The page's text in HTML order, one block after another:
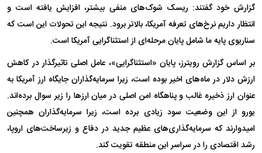
گزارش خود گفتند: ریسک شوک‌های منفی بیشتر، افزایش یافته است و
انتظار داریم نرخ‌های تعرفه آمریکا، بالاتر برود. نتیجه این تحولات این است که
سناریوی پایه ما شامل پایان مرحله‌ای از استثناگرایی آمریکا است.
بر اساس گزارش رویترز، پایان «استثناگرایی»، عامل اصلی تاثیرگذار در کاهش
ارزش دلار در ماه‌های اخیر بوده است، زیرا سرمایه‌گذاران جایگاه ارز آمریکا به
عنوان ارز ذخیره غالب و پناهگاه امن اصلی در میان ارز‌ها را زیر سوال برده‌اند.
یورو از این وضعیت سود زیادی برده است، زیرا سرمایه‌گذاران همچنین
امیدوارند که سرمایه‌گذاری‌های عظیم جدید در دفاع و زیرساخت‌های اروپا،
رشد اقتصادی را در سراسر این منطقه تقویت کند.